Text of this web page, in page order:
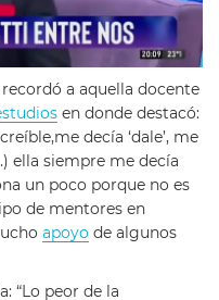
a aquella docente
en donde destacó:
decía ‘dale’, me
ella siempre me decía
un poco porque no es
de mentores en
apoyo de algunos
“Lo peor de la